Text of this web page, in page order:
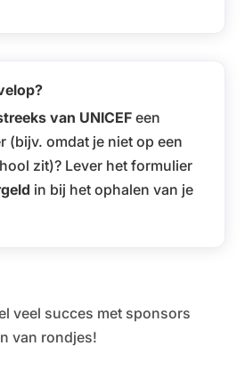
van UNICEF een
(bijv. omdat je niet op een
zit)? Lever het formulier
in bij het ophalen van je
veel succes met sponsors
van rondjes!